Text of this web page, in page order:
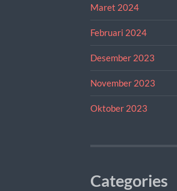
Maret 2024
Februari 2024
Desember 2023
November 2023
Oktober 2023
Categories